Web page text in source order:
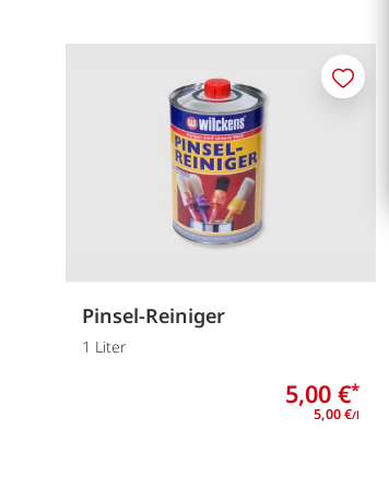
Pinsel-Reiniger
1 Liter
5,00 €*
5,00 €/l
Merken